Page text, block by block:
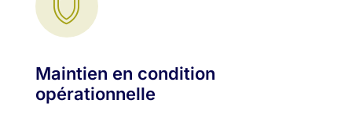
Maintien en condition
opérationnelle